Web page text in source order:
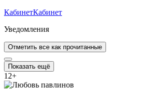
КабинетКабинет
Уведомления
Отметить все как прочитанные
Показать ещё
12+